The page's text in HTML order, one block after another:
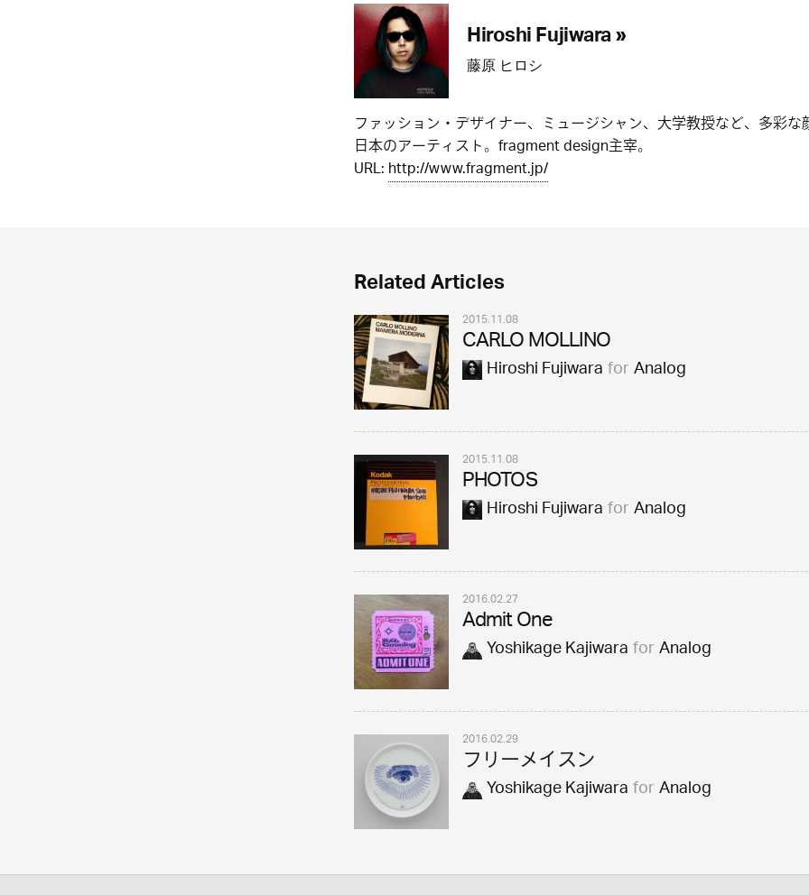
Hiroshi Fujiwara »
藤原 ヒロシ
ファッション・デザイナー、ミュージシャン、大学教授など、多彩な
日本のアーティスト。fragment design主宰。
URL:http://www.fragment.jp/
Related Articles
2015.11.08
CARLO MOLLINO
Hiroshi FujiwaraforAnalog
2015.11.08
PHOTOS
Hiroshi FujiwaraforAnalog
2016.02.27
Admit One
Yoshikage KajiwaraforAnalog
2016.02.29
フリーメイスン
Yoshikage KajiwaraforAnalog